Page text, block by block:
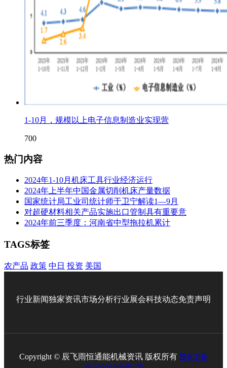
1-10月，规模以上电子信息制造业实现营
700
热门内容
2024年1-10月机床工具行业经济运行
2024年上半年中国金属切削机床产量数据
国家统计局工业司统计师于卫宁解读1—9月
对超硬材料相关产品实施出口管制具有重要意
2024年前三季度：河南省中型拖拉机累计
TAGS标签
农产品 政策 中日 投资 美国
行业新闻独家资讯市场分析行业展会科技动态免责声明
Copyright © 辰飞雨恒通能机械资讯 版权所有 鲁ICP备